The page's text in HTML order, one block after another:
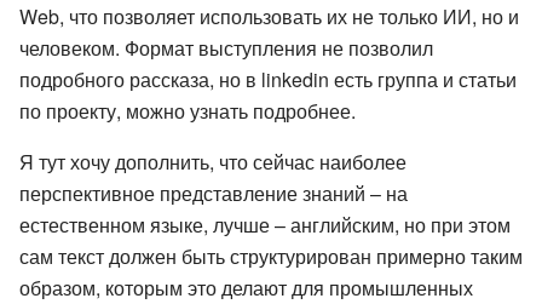
Web, что позволяет использовать их не только ИИ, но и
человеком. Формат выступления не позволил
подробного рассказа, но в linkedin есть группа и статьи
по проекту, можно узнать подробнее.
Я тут хочу дополнить, что сейчас наиболее
перспективное представление знаний – на
естественном языке, лучше – английским, но при этом
сам текст должен быть структурирован примерно таким
образом, которым это делают для промышленных